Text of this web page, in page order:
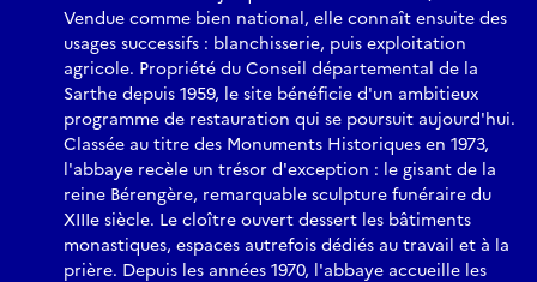
Vendue comme bien national, elle connaît ensuite des
usages successifs : blanchisserie, puis exploitation
agricole. Propriété du Conseil départemental de la
Sarthe depuis 1959, le site bénéficie d'un ambitieux
programme de restauration qui se poursuit aujourd'hui.
Classée au titre des Monuments Historiques en 1973,
l'abbaye recèle un trésor d'exception : le gisant de la
reine Bérengère, remarquable sculpture funéraire du
XIIIe siècle. Le cloître ouvert dessert les bâtiments
monastiques, espaces autrefois dédiés au travail et à la
prière. Depuis les années 1970, l'abbaye accueille les